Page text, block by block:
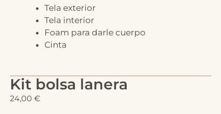
Tela exterior
Tela interior
Foam para darle cuerpo
Cinta
Kit bolsa lanera
24,00 €